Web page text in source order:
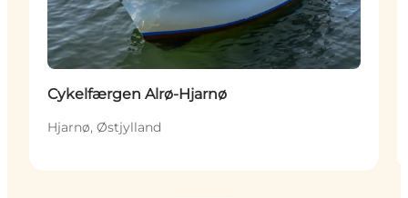
Cykelfærgen Alrø-Hjarnø
Hjarnø, Østjylland